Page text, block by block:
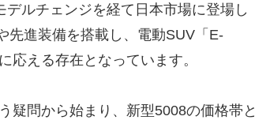
ルチェンジを経て日本市場に登場し
先進装備を搭載し、電動SUV「E-
応える存在となっています。
疑問から始まり、新型5008の価格帯と